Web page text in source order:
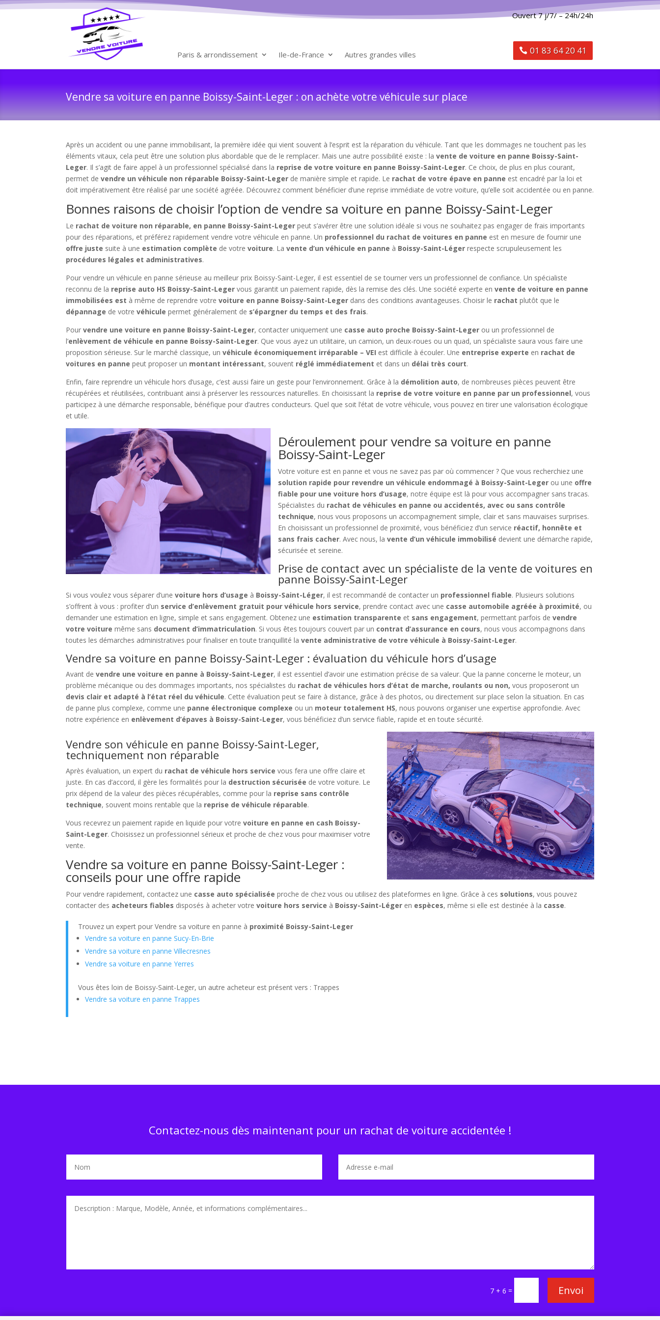
Paris & arrondissement Ile-de-France Autres grandes villes
Ouvert 7 j/7/ – 24h/24h
01 83 64 20 41
Vendre sa voiture en panne Boissy-Saint-Leger : on achète votre véhicule sur place
Après un accident ou une panne immobilisant, la première idée qui vient souvent à l’esprit est la réparation du véhicule. Tant que les dommages ne touchent pas les
éléments vitaux, cela peut être une solution plus abordable que de le remplacer. Mais une autre possibilité existe : lavente de voiture en panne Boissy-Saint-
Leger. Il s’agit de faire appel à un professionnel spécialisé dans la reprise de votre voiture en panne Boissy-Saint-Leger. Ce choix, de plus en plus courant,
permet devendre un véhicule non réparable Boissy-Saint-Leger de manière simple et rapide. Le rachat de votre épave en panne est encadré par la loi et
doit impérativement être réalisé par une société agréée. Découvrez comment bénéficier d’une reprise immédiate de votre voiture, qu’elle soit accidentée ou en panne.
Bonnes raisons de choisir l’option de vendre sa voiture en panne Boissy-Saint-Leger
Le rachat de voiture non réparable, en panne Boissy-Saint-Leger peut s’avérer être une solution idéale si vous ne souhaitez pas engager de frais importants
pour des réparations, et préférez rapidement vendre votre véhicule en panne. Un professionnel du rachat de voitures en panne est en mesure de fournir une
offre juste suite à une estimation complète de votrevoiture. Lavente d’un véhicule en panne à Boissy-Saint-Léger respecte scrupuleusement les
procédures légales et administratives.
Pour vendre un véhicule en panne sérieuse au meilleur prix Boissy-Saint-Leger, il est essentiel de se tourner vers un professionnel de confiance. Un spécialiste
reconnu de la reprise auto HS Boissy-Saint-Leger vous garantit un paiement rapide, dès la remise des clés. Une société experte envente de voiture en panne
immobilisées est à même de reprendre votrevoiture en panne Boissy-Saint-Leger dans des conditions avantageuses. Choisir le rachat plutôt que le
dépannage de votrevéhicule permet généralement de s’épargner du temps et des frais.
Pourvendre une voiture en panne Boissy-Saint-Leger, contacter uniquement une casse auto proche Boissy-Saint-Leger ou un professionnel de
l’enlèvement de véhicule en panne Boissy-Saint-Leger. Que vous ayez un utilitaire, un camion, un deux-roues ou un quad, un spécialiste saura vous faire une
proposition sérieuse. Sur le marché classique, unvéhicule économiquement irréparable – VEI est difficile à écouler. Une entreprise experte en rachat de
voitures en panne peut proposer un montant intéressant, souvent réglé immédiatement et dans un délai très court.
Enfin, faire reprendre un véhicule hors d’usage, c’est aussi faire un geste pour l’environnement. Grâce à la démolition auto, de nombreuses pièces peuvent être
récupérées et réutilisées, contribuant ainsi à préserver les ressources naturelles. En choisissant la reprise de votre voiture en panne par un professionnel, vous
participez à une démarche responsable, bénéfique pour d’autres conducteurs. Quel que soit l’état de votre véhicule, vous pouvez en tirer une valorisation écologique
et utile.
Déroulement pour vendre sa voiture en panne
Boissy-Saint-Leger
Votre voiture est en panne et vous ne savez pas par où commencer ? Que vous recherchiez une
solution rapide pour revendre un véhicule endommagé à Boissy-Saint-Leger ou une offre
fiable pour une voiture hors d’usage, notre équipe est là pour vous accompagner sans tracas.
Spécialistes du rachat de véhicules en panne ou accidentés, avec ou sans contrôle
technique, nous vous proposons un accompagnement simple, clair et sans mauvaises surprises.
En choisissant un professionnel de proximité, vous bénéficiez d’un service réactif, honnête et
sans frais cacher. Avec nous, lavente d’un véhicule immobilisé devient une démarche rapide,
sécurisée et sereine.
Prise de contact avec un spécialiste de la vente de voitures en
panne Boissy-Saint-Leger
Si vous voulez vous séparer d’unevoiture hors d’usage à Boissy-Saint-Léger, il est recommandé de contacter un professionnel fiable. Plusieurs solutions
s’offrent à vous : profiter d’un service d’enlèvement gratuit pour véhicule hors service, prendre contact avec une casse automobile agréée à proximité, ou
demander une estimation en ligne, simple et sans engagement. Obtenez une estimation transparente et sans engagement, permettant parfois devendre
votre voiture même sans document d’immatriculation. Si vous êtes toujours couvert par un contrat d’assurance en cours, nous vous accompagnons dans
toutes les démarches administratives pour finaliser en toute tranquillité lavente administrative de votre véhicule à Boissy-Saint-Leger.
Vendre sa voiture en panne Boissy-Saint-Leger : évaluation du véhicule hors d’usage
Avant devendre une voiture en panne à Boissy-Saint-Leger, il est essentiel d’avoir une estimation précise de sa valeur. Que la panne concerne le moteur, un
problème mécanique ou des dommages importants, nos spécialistes du rachat de véhicules hors d’état de marche, roulants ou non, vous proposeront un
devis clair et adapté à l’état réel du véhicule. Cette évaluation peut se faire à distance, grâce à des photos, ou directement sur place selon la situation. En cas
de panne plus complexe, comme une panne électronique complexe ou un moteur totalement HS, nous pouvons organiser une expertise approfondie. Avec
notre expérience en enlèvement d’épaves à Boissy-Saint-Leger, vous bénéficiez d’un service fiable, rapide et en toute sécurité.
Vendre son véhicule en panne Boissy-Saint-Leger,
techniquement non réparable
Après évaluation, un expert du rachat de véhicule hors service vous fera une offre claire et
juste. En cas d’accord, il gère les formalités pour la destruction sécurisée de votre voiture. Le
prix dépend de la valeur des pièces récupérables, comme pour la reprise sans contrôle
technique, souvent moins rentable que la reprise de véhicule réparable.
Vous recevrez un paiement rapide en liquide pour votrevoiture en panne en cash Boissy-
Saint-Leger. Choisissez un professionnel sérieux et proche de chez vous pour maximiser votre
vente.
Vendre sa voiture en panne Boissy-Saint-Leger :
conseils pour une offre rapide
Pour vendre rapidement, contactez une casse auto spécialisée proche de chez vous ou utilisez des plateformes en ligne. Grâce à ces solutions, vous pouvez
contacter des acheteurs fiables disposés à acheter votrevoiture hors service à Boissy-Saint-Léger en espèces, même si elle est destinée à la casse.
Trouvez un expert pour Vendre sa voiture en panne à proximité Boissy-Saint-Leger
Vendre sa voiture en panne Sucy-En-Brie
Vendre sa voiture en panne Villecresnes
Vendre sa voiture en panne Yerres
Vous êtes loin de Boissy-Saint-Leger, un autre acheteur est présent vers : Trappes
Vendre sa voiture en panne Trappes
Contactez-nous dès maintenant pour un rachat de voiture accidentée !
7 + 6 = Envoi